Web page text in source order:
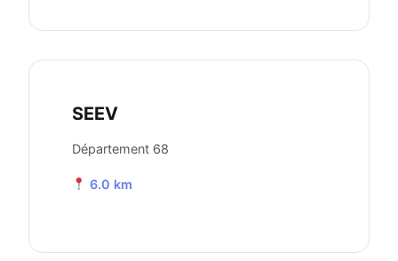
SEEV
Département 68
6.0 km